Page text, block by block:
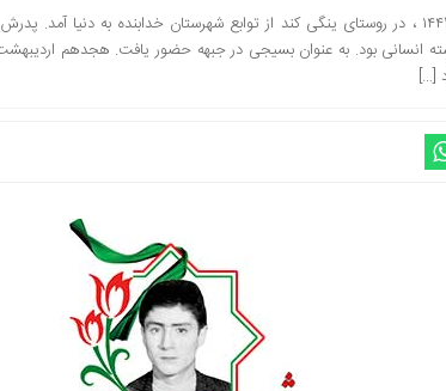
اکرادی، محرمعلی: دهم تیر ١۴۴٣ ‏، در روستای ینگی کند از توابع شهرستان
[…]